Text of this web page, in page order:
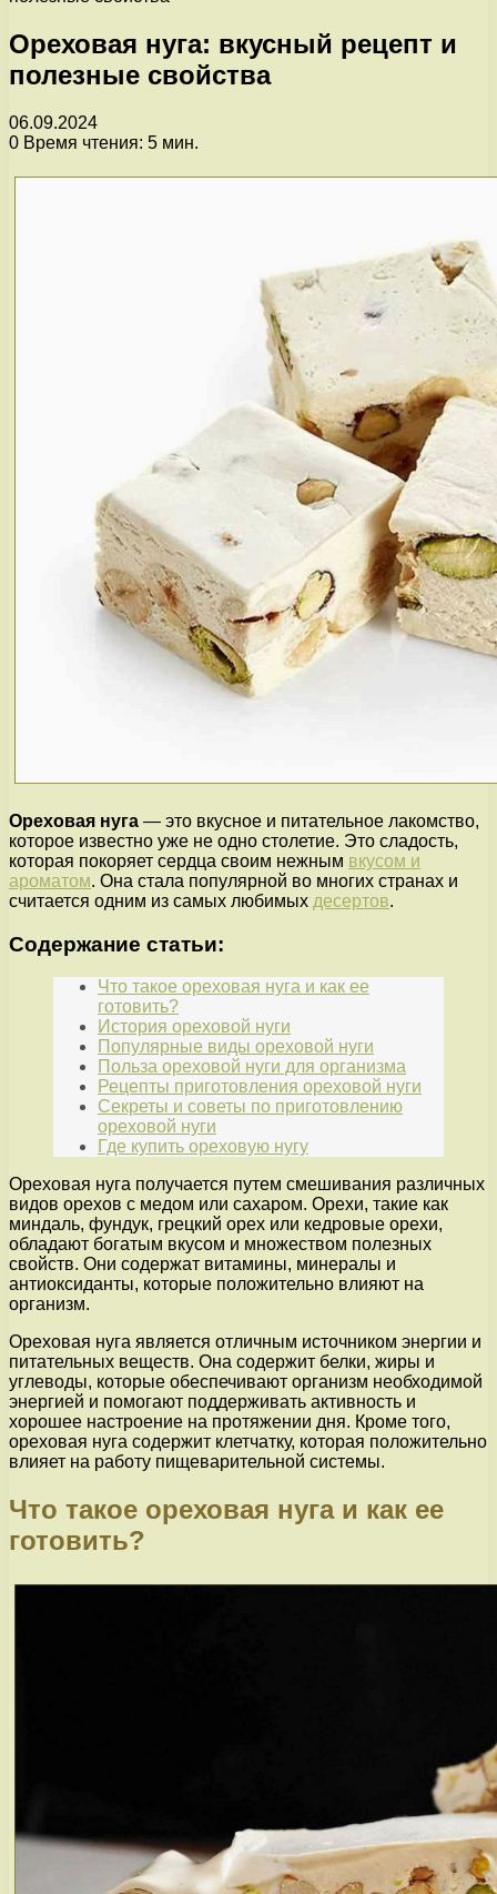
Ореховая нуга: вкусный рецепт и
полезные свойства
06.09.2024
0 Время чтения: 5 мин.
Ореховая нуга — это вкусное и питательное лакомство,
которое известно уже не одно столетие. Это сладость,
которая покоряет сердца своим нежным вкусом и
ароматом. Она стала популярной во многих странах и
считается одним из самых любимых десертов.
Содержание статьи:
Что такое ореховая нуга и как ее
готовить?
История ореховой нуги
Популярные виды ореховой нуги
Польза ореховой нуги для организма
Рецепты приготовления ореховой нуги
Секреты и советы по приготовлению
ореховой нуги
Где купить ореховую нугу
Ореховая нуга получается путем смешивания различных
видов орехов с медом или сахаром. Орехи, такие как
миндаль, фундук, грецкий орех или кедровые орехи,
обладают богатым вкусом и множеством полезных
свойств. Они содержат витамины, минералы и
антиоксиданты, которые положительно влияют на
организм.
Ореховая нуга является отличным источником энергии и
питательных веществ. Она содержит белки, жиры и
углеводы, которые обеспечивают организм необходимой
энергией и помогают поддерживать активность и
хорошее настроение на протяжении дня. Кроме того,
ореховая нуга содержит клетчатку, которая положительно
влияет на работу пищеварительной системы.
Что такое ореховая нуга и как ее
готовить?